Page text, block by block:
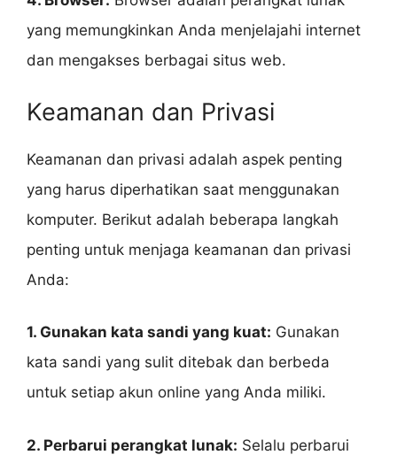
yang memungkinkan Anda menjelajahi internet
dan mengakses berbagai situs web.
Keamanan dan Privasi
Keamanan dan privasi adalah aspek penting
yang harus diperhatikan saat menggunakan
komputer. Berikut adalah beberapa langkah
penting untuk menjaga keamanan dan privasi
Anda:
1. Gunakan kata sandi yang kuat: Gunakan
kata sandi yang sulit ditebak dan berbeda
untuk setiap akun online yang Anda miliki.
2. Perbarui perangkat lunak: Selalu perbarui